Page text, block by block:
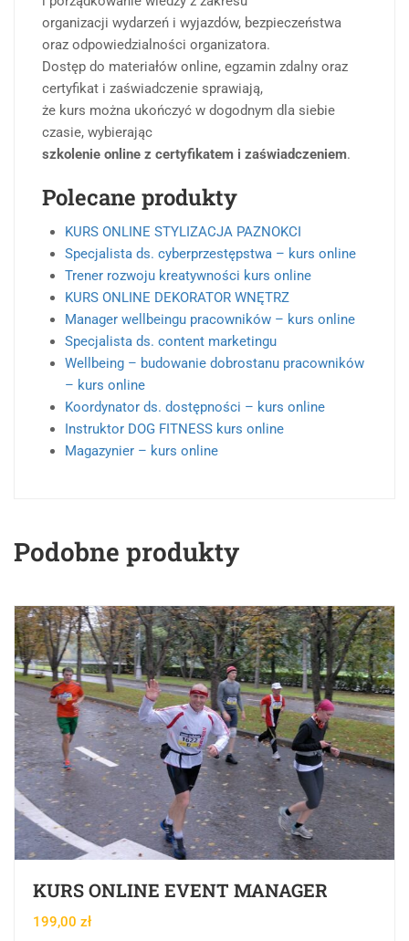
organizacji wydarzeń i wyjazdów, bezpieczeństwa
oraz odpowiedzialności organizatora.
Dostęp do materiałów online, egzamin zdalny oraz
certyfikat i zaświadczenie sprawiają,
że kurs można ukończyć w dogodnym dla siebie
czasie, wybierając
szkolenie online z certyfikatem i zaświadczeniem.
Polecane produkty
KURS ONLINE STYLIZACJA PAZNOKCI
Specjalista ds. cyberprzestępstwa – kurs online
Trener rozwoju kreatywności kurs online
KURS ONLINE DEKORATOR WNĘTRZ
Manager wellbeingu pracowników – kurs online
Specjalista ds. content marketingu
Wellbeing – budowanie dobrostanu pracowników
– kurs online
Koordynator ds. dostępności – kurs online
Instruktor DOG FITNESS kurs online
Magazynier – kurs online
Podobne produkty
KURS ONLINE EVENT MANAGER
199,00 zł